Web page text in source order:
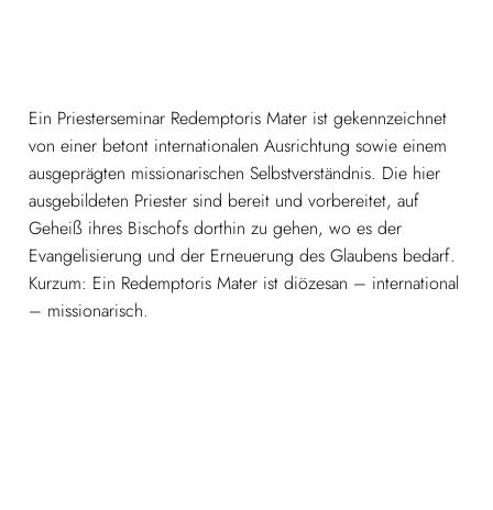
Ein Priesterseminar Redemptoris Mater ist gekennzeichnet
von einer betont internationalen Ausrichtung sowie einem
ausgeprägten missionarischen Selbstverständnis. Die hier
ausgebildeten Priester sind bereit und vorbereitet, auf
Geheiß ihres Bischofs dorthin zu gehen, wo es der
Evangelisierung und der Erneuerung des Glaubens bedarf.
Kurzum: Ein Redemptoris Mater ist diözesan – international
– missionarisch.